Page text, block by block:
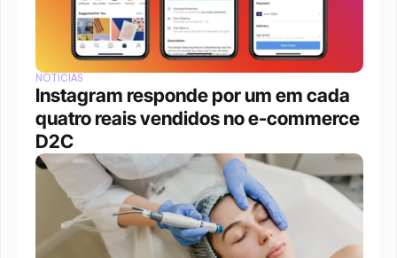
NOTÍCIAS
Instagram responde por um em cada
quatro reais vendidos no e-commerce
D2C